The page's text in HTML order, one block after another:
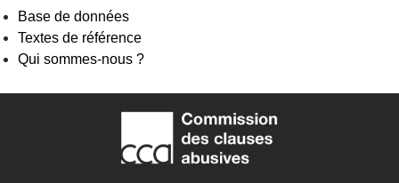
Base de données
Textes de référence
Qui sommes-nous ?